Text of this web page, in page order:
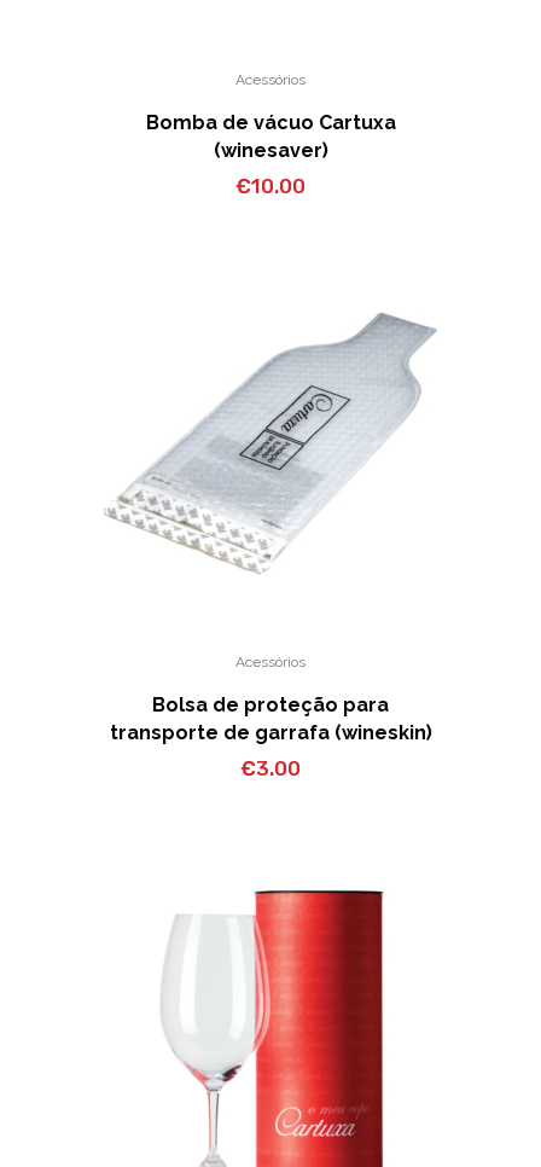
Acessórios
Bomba de vácuo Cartuxa
(winesaver)
€10.00
Acessórios
Bolsa de proteção para
transporte de garrafa (wineskin)
€3.00